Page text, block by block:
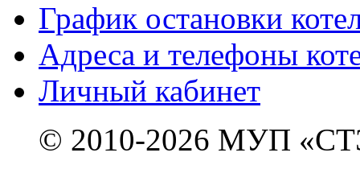
График остановки
Адреса и телефоны
Личный кабинет
© 2010-2026 МУП